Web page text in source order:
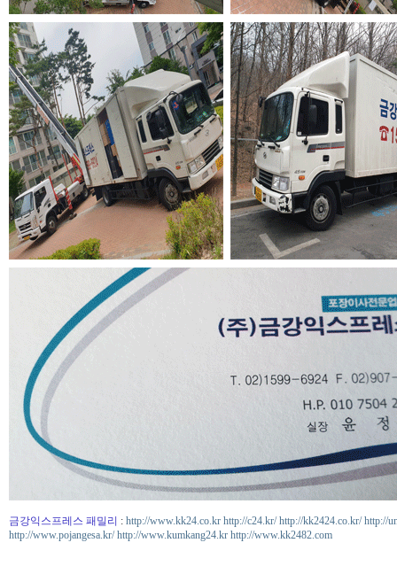
금강익스프레스 패밀리 : http://www.kk24.co.kr http://c24.kr/ http://kk2424.co.kr/ http://
http://www.pojangesa.kr/ http://www.kumkang24.kr http://www.kk2482.com